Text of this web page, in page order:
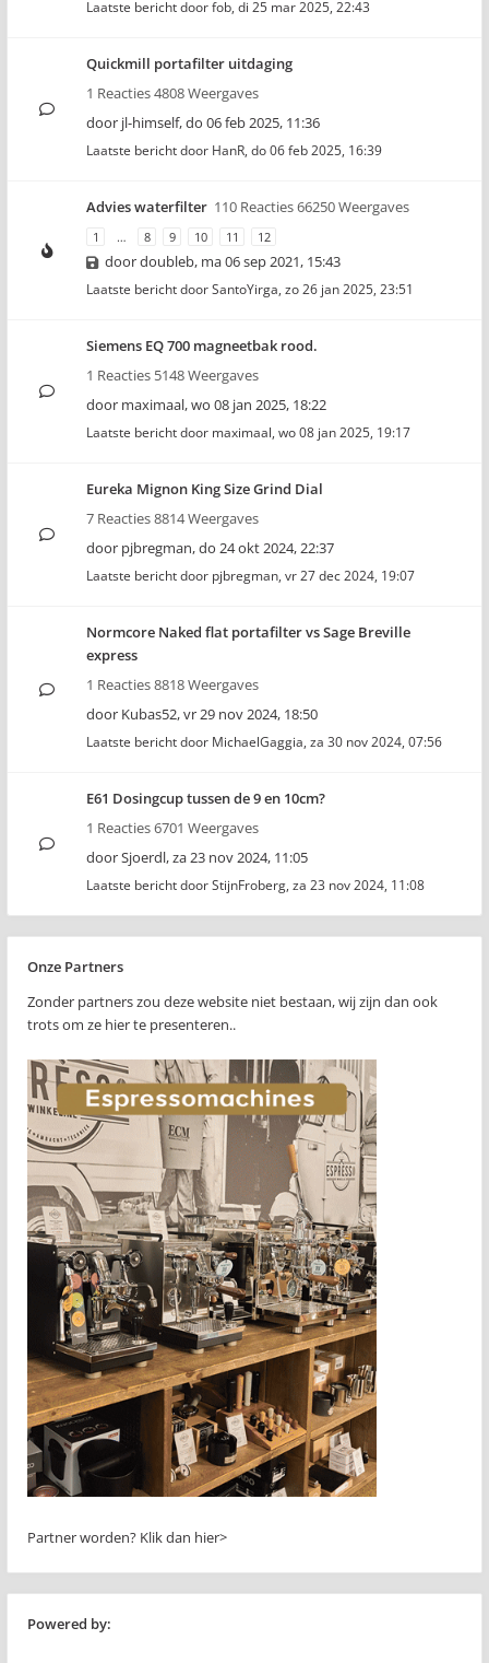
Laatste bericht doorfob, di 25 mar 2025, 22:43
Quickmill portafilter uitdaging
1 Reacties 4808 Weergaves
door jl-himself,do 06 feb 2025, 11:36
Laatste bericht door HanR, do 06 feb 2025, 16:39
Advies waterfilter 110 Reacties 66250 Weergaves
1 … 8 9 10 11 12
doordoubleb, ma 06 sep 2021, 15:43
Laatste bericht doorSantoYirga, zo 26 jan 2025, 23:51
Siemens EQ 700 magneetbak rood.
1 Reacties 5148 Weergaves
door maximaal,wo 08 jan 2025, 18:22
Laatste bericht door maximaal, wo 08 jan 2025, 19:17
Eureka Mignon King Size Grind Dial
7 Reacties 8814 Weergaves
door pjbregman,do 24 okt 2024, 22:37
Laatste bericht door pjbregman, vr 27 dec 2024, 19:07
Normcore Naked flat portafilter vs Sage Breville
express
1 Reacties 8818 Weergaves
door Kubas52,vr 29 nov 2024, 18:50
Laatste bericht door MichaelGaggia, za 30 nov 2024, 07:56
E61 Dosingcup tussen de 9 en 10cm?
1 Reacties 6701 Weergaves
doorSjoerdl,za 23 nov 2024, 11:05
Laatste bericht doorStijnFroberg, za 23 nov 2024, 11:08
Onze Partners
Zonder partners zou deze website niet bestaan, wij zijn dan ook
trots om ze hier te presenteren..
Partner worden? Klik dan hier>
Powered by: